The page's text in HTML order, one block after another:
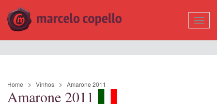
Home Vinhos Amarone 2011
Amarone 2011